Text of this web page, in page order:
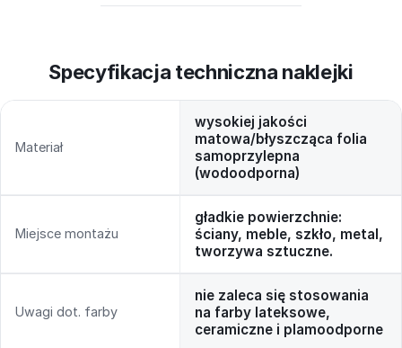
Specyfikacja techniczna naklejki
Materiał
wysokiej jakości
matowa/błyszcząca folia
samoprzylepna
(wodoodporna)
Miejsce montażu
gładkie powierzchnie:
ściany, meble, szkło, metal,
tworzywa sztuczne.
Uwagi dot. farby
nie zaleca się stosowania
na farby lateksowe,
ceramiczne i plamoodporne